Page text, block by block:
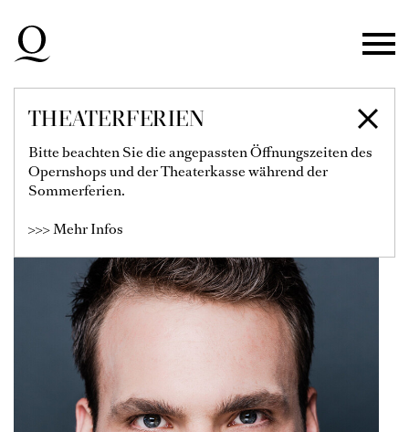
Zur Hauptnavigation springen
Zum Hauptinhalt springen
Zum Footer springen
THEATERFERIEN
Bitte beachten Sie die angepassten Öffnungszeiten des
Opernshops und der Theaterkasse während der
Sommerferien.
>>> Mehr Infos
MAX DOLLINGER